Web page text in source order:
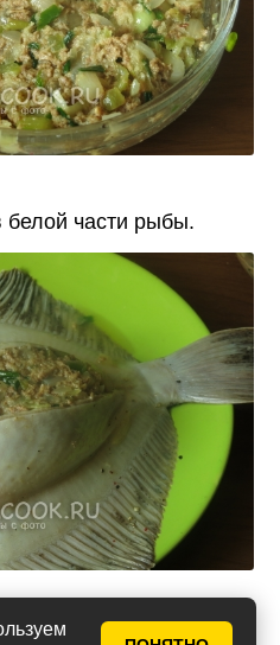
части рыбы.
рыбу на смазанный